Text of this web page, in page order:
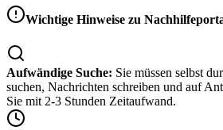
Wichtige Hinweise zu
Aufwändige Suche: Sie müssen selbst
suchen, Nachrichten schreiben und auf
Sie mit 2-3 Stunden Zeitaufwand.